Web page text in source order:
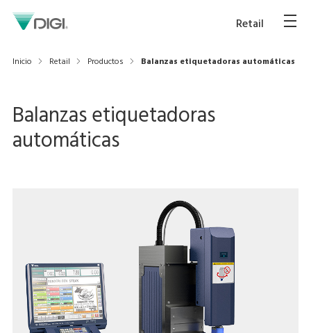
Retail
Inicio Retail Productos Balanzas etiquetadoras automáticas
Balanzas etiquetadoras
automáticas